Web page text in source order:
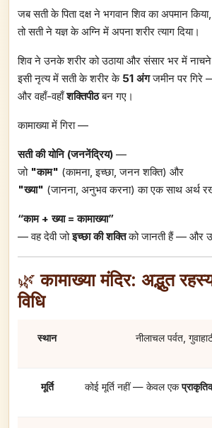
जब सती के पिता दक्ष ने भगवान शिव का अपमान किया,
तो सती ने यज्ञ के अग्नि में अपना शरीर त्याग दिया।
शिव ने उनके शरीर को उठाया और संसार भर में
इसी नृत्य में सती के शरीर के 51 अंगजमीन पर गिरे
और वहाँ-वहाँशक्तिपीठबन गए।
कामाख्या में गिरा —
सती की योनि (जननेंद्रिय) —
जो "काम" (कामना, इच्छा, जनन शक्ति) और
"ख्या" (जानना, अनुभव करना) का एक साथ अर्थ
“काम + ख्या = कामाख्या”
— वह देवी जोइच्छा की शक्तिको जानती हैं — और
🌿कामाख्या मंदिर: अद्भुत
विधि
स्थान नीलाचल पर्वत,
मूर्ति कोई मूर्ति नहीं — केवल एक